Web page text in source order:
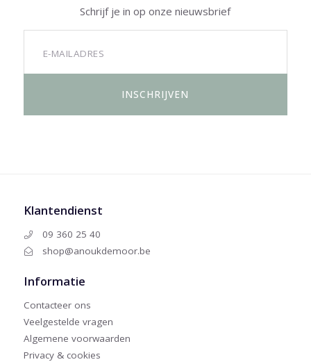
Schrijf je in op onze nieuwsbrief
Klantendienst
09 360 25 40
shop@anoukdemoor.be
Informatie
Contacteer ons
Veelgestelde vragen
Algemene voorwaarden
Privacy & cookies